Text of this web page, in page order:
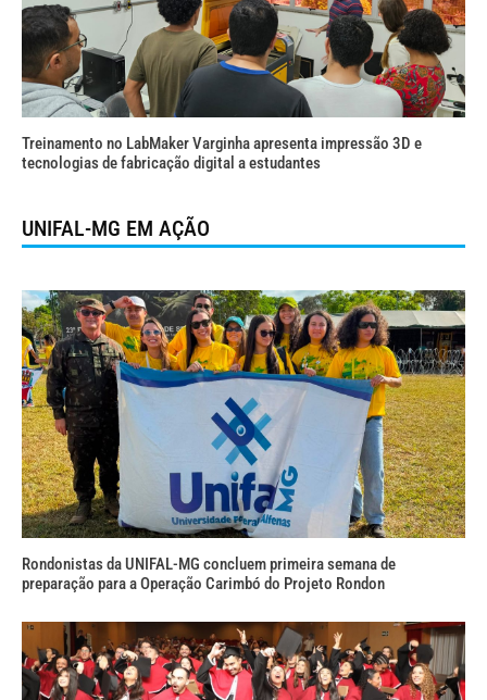
Treinamento no LabMaker Varginha apresenta impressão 3D e
tecnologias de fabricação digital a estudantes
UNIFAL-MG EM AÇÃO
Rondonistas da UNIFAL-MG concluem primeira semana de
preparação para a Operação Carimbó do Projeto Rondon